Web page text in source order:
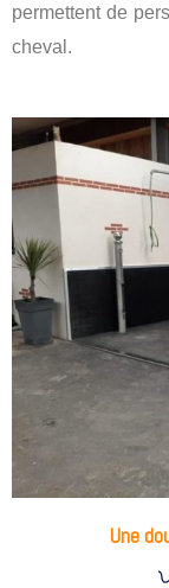
permettent de
cheval.
Une